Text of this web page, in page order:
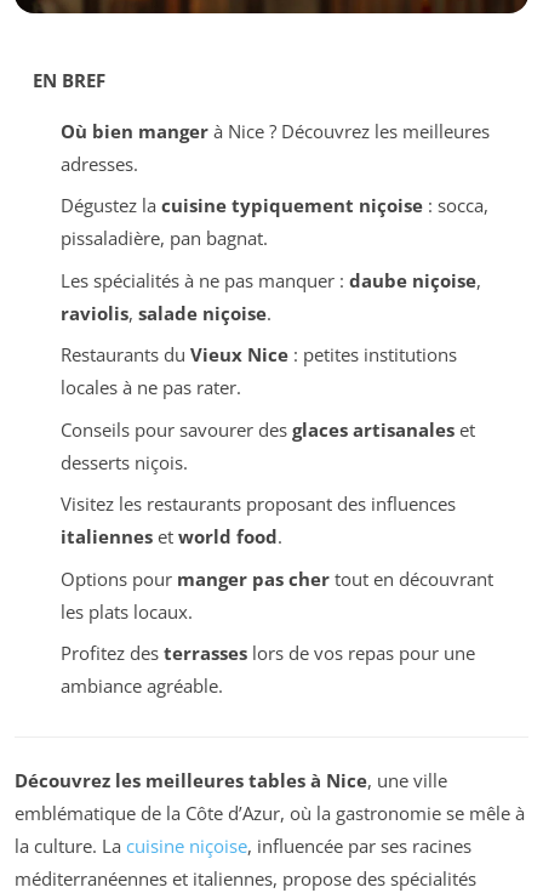
EN BREF
Où bien mangerà Nice ? Découvrez les meilleures
adresses.
Dégustez la cuisine typiquement niçoise: socca,
pissaladière, pan bagnat.
Les spécialités à ne pas manquer : daube niçoise,
raviolis, salade niçoise.
Restaurants du Vieux Nice: petites institutions
locales à ne pas rater.
Conseils pour savourer des glaces artisanaleset
desserts niçois.
Visitez les restaurants proposant des influences
italienneset world food.
Options pour manger pas chertout en découvrant
les plats locaux.
Profitez des terrasseslors de vos repas pour une
ambiance agréable.
Découvrez les meilleures tables à Nice, une ville
emblématique de la Côte d’Azur, où la gastronomie se mêle à
la culture. La cuisine niçoise, influencée par ses racines
méditerranéennes et italiennes, propose des spécialités